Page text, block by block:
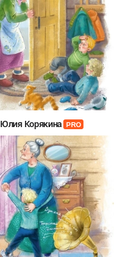
Юлия Корякина PRO